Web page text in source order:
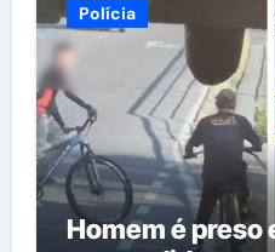
Polícia
Homem é preso